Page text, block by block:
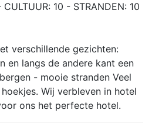
10 - STRANDEN: 10
verschillende gezichten:
en langs de andere kant een
- mooie stranden Veel
Wij verbleven in hotel
ons het perfecte hotel.